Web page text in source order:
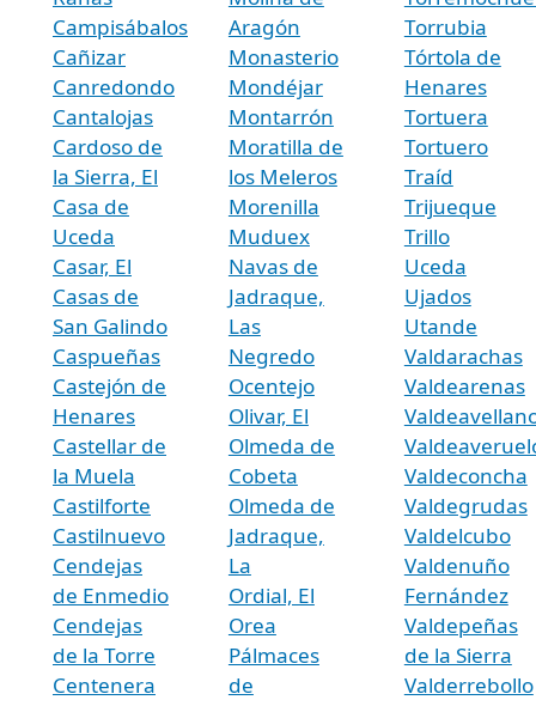
Campisábalos
Cañizar
Canredondo
Cantalojas
Cardoso de
la Sierra, El
Casa de
Uceda
Casar, El
Casas de
San Galindo
Caspueñas
Castejón de
Henares
Castellar de
la Muela
Castilforte
Castilnuevo
Cendejas
de Enmedio
Cendejas
de la Torre
Centenera
Aragón
Monasterio
Mondéjar
Montarrón
Moratilla de
los Meleros
Morenilla
Muduex
Navas de
Jadraque,
Las
Negredo
Ocentejo
Olivar, El
Olmeda de
Cobeta
Olmeda de
Jadraque,
La
Ordial, El
Orea
Pálmaces
de
Torrubia
Tórtola de
Henares
Tortuera
Tortuero
Traíd
Trijueque
Trillo
Uceda
Ujados
Utande
Valdarachas
Valdearenas
Valdeconcha
Valdegrudas
Valdelcubo
Valdenuño
Fernández
Valdepeñas
de la Sierra
Valderrebollo